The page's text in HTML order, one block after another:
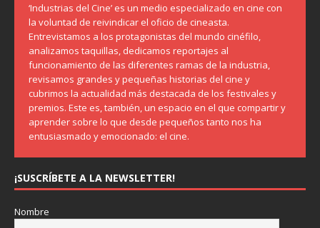
‘Industrias del Cine’ es un medio especializado en cine con
la voluntad de reivindicar el oficio de cineasta.
Entrevistamos a los protagonistas del mundo cinéfilo,
analizamos taquillas, dedicamos reportajes al
funcionamiento de las diferentes ramas de la industria,
revisamos grandes y pequeñas historias del cine y
cubrimos la actualidad más destacada de los festivales y
premios. Este es, también, un espacio en el que compartir y
aprender sobre lo que desde pequeños tanto nos ha
entusiasmado y emocionado: el cine.
¡SUSCRÍBETE A LA NEWSLETTER!
Nombre